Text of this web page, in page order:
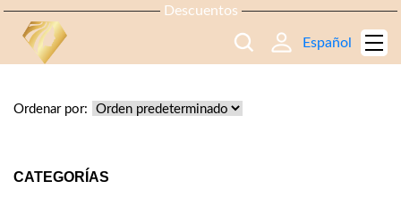
Descuentos
Español
TIENDA
Ordenar por:
CATEGORÍAS